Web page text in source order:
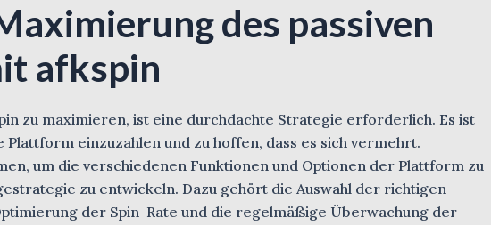
des passiven
afkspin
zu maximieren, ist eine durchdachte Strategie erforderlich. Es ist
einzuzahlen und zu hoffen, dass es sich vermehrt.
um die verschiedenen Funktionen und Optionen der Plattform zu
zu entwickeln. Dazu gehört die Auswahl der richtigen
der Spin-Rate und die regelmäßige Überwachung der